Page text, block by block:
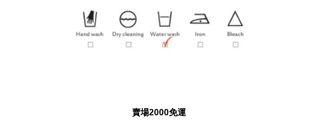
賣場2000免運